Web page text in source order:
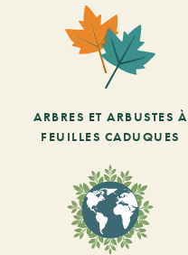
ARBRES ET ARBUSTES À
FEUILLES CADUQUES